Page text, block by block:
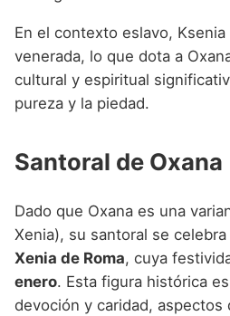
En el contexto eslavo,
venerada, lo que dota a
cultural y espiritual
pureza y la piedad.
Santoral de Oxana
Dado que Oxana es una
Xenia), su santoral se
Xenia de Roma, cuya
enero. Esta figura histórica
devoción y caridad, aspectos